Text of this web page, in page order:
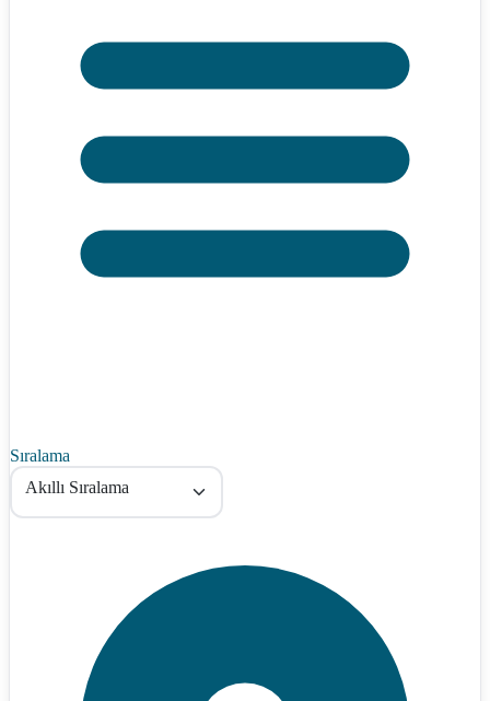
Sıralama
Akıllı Sıralama